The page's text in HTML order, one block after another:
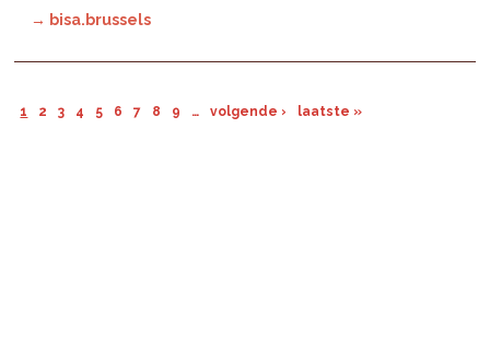
→ bisa.brussels
1 2 3 4 5 6 7 8 9 … volgende › laatste »